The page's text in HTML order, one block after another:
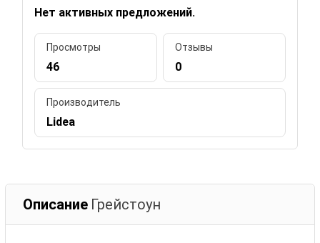
Нет активных предложений.
Просмотры
46
Отзывы
0
Производитель
Lidea
Описание Грейстоун